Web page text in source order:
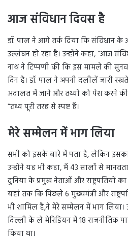
आज संविधान दिवस है
डॉ. पाल ने आगे तर्क दिया कि संविधान के
उल्लंघन हो रहा है। उन्होंने कहा, “आज
नाथ ने टिप्पणी की कि इस मामले की
दिन है। डॉ. पाल ने अपनी दलीलें जारी
अदालत में जाने और तथ्यों को पेश करने की
“तथ्य पूरी तरह से स्पष्ट हैं।
मेरे सम्मेलन में भाग लिया
सभी को इसके बारे में पता है, लेकिन
उन्होंने यह भी कहा, मैं 43 सालों से
दुनिया के प्रमुख नेताओं और राष्ट्रपतियों
यहां तक कि पिछले 6 मुख्यमंत्री और
भी शामिल हैं,ने मेरे सम्मेलन में भाग
दिल्ली के ले मेरिडियन में 18 राजनीतिक
किया था।